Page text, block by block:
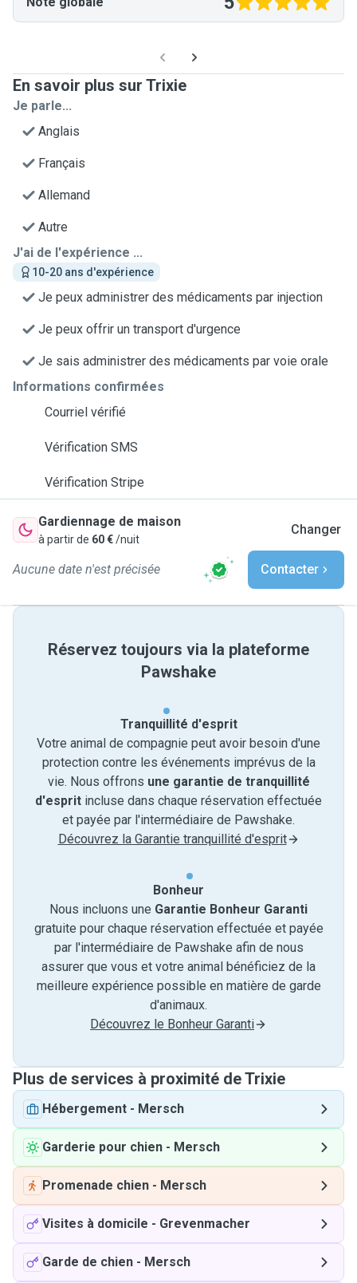
En savoir plus sur Trixie
Je parle...
Anglais
Français
Allemand
Autre
J'ai de l'expérience ...
10-20 ans d'expérience
Je peux administrer des médicaments par injection
Je peux offrir un transport d'urgence
Je sais administrer des médicaments par voie orale
Informations confirmées
Courriel vérifié
Vérification SMS
Vérification Stripe
Gardiennage de maison
à partir de 60 €/nuit
Changer
Aucune date n'est précisée Contacter
Réservez toujours via la plateforme
Pawshake
Tranquillité d'esprit
Votre animal de compagnie peut avoir besoin d'une
protection contre les événements imprévus de la
vie. Nous offrons une garantie de tranquillité
d'esprit incluse dans chaque réservation effectuée
et payée par l'intermédiaire de Pawshake.
Découvrez la Garantie tranquillité d'esprit
Bonheur
Nous incluons une Garantie Bonheur Garanti
gratuite pour chaque réservation effectuée et payée
par l'intermédiaire de Pawshake afin de nous
assurer que vous et votre animal bénéficiez de la
meilleure expérience possible en matière de garde
d'animaux.
Découvrez le Bonheur Garanti
Plus de services à proximité de Trixie
Hébergement - Mersch
Garderie pour chien - Mersch
Promenade chien - Mersch
Visites à domicile - Grevenmacher
Garde de chien - Mersch